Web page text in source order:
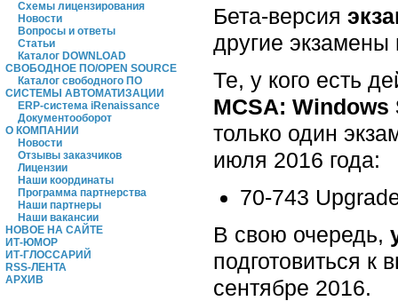
Схемы лицензирования
Новости
Вопросы и ответы
Статьи
Каталог DOWNLOAD
СВОБОДНОЕ ПО/OPEN SOURCE
Каталог свободного ПО
СИСТЕМЫ АВТОМАТИЗАЦИИ
ERP-система iRenaissance
Документооборот
О КОМПАНИИ
Новости
Отзывы заказчиков
Лицензии
Наши координаты
Программа партнерства
Наши партнеры
Наши вакансии
НОВОЕ НА САЙТЕ
ИТ-ЮМОР
ИТ-ГЛОССАРИЙ
RSS-ЛЕНТА
АРХИВ
Бета-версия
другие
Те, у кого есть
MCSA: Windows
только один
июля 2016 года:
70-743
В свою очередь,
подготовиться
сентябре 2016.